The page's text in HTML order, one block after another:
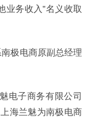
业务收入”名义收取
极电商原副总经理
电子商务有限公司
海兰魅为南极电商